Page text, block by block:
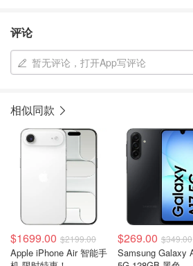
评论
暂无评论，打开App写评论
相似同款
$1699.00 $2199.00
Apple iPhone Air 智能手
$269.00 $349.00
Samsung Galaxy A17